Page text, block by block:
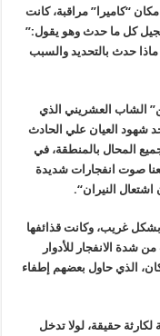
“كاميرا” مراقبة، كانت
كل ما حدث وهو يقول:”
ماذا حدث بالتحديد والسبب
الشاب العشريني الذي
شهود العيان علي الحادث
المحال بالمنطقة، في
صوت انفجارات شديدة
النيران“.
بشكل غريب، وكانت قذائفها
شدة الانفجار للأدوار
الذي حاول بعضهم إطفاء
حقيقة، لولا تدخل